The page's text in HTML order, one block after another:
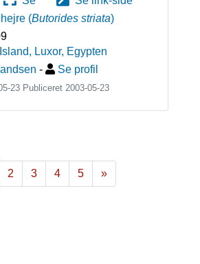
(Butorides striata)
Luxor, Egypten
- Se profil
23 Publiceret 2003-05-23
2 3 4 5
»
Næste